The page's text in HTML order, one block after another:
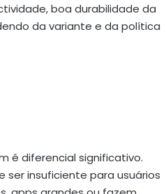
boa durabilidade da
da variante e da política
é diferencial significativo.
ser insuficiente para usuários